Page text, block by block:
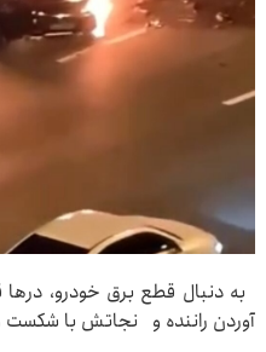
به دنبال قطع برق خودرو،
آوردن راننده و نجاتش با